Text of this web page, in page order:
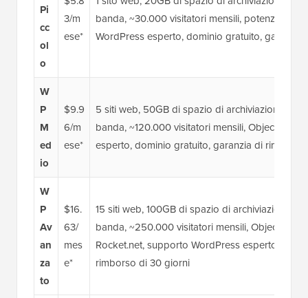
Pi
cc
ol
o
3/m
ese*
banda, ~30.000 visitatori mensili, potenziato
WordPress esperto, dominio gratuito,
W
P
M
ed
io
$9.9
6/m
ese*
5 siti web, 50GB di spazio di archiviazione
banda, ~120.000 visitatori mensili, Object
esperto, dominio gratuito, garanzia di
W
P
Av
an
za
to
$16.
63/
mes
e*
15 siti web, 100GB di spazio di archiviazione
banda, ~250.000 visitatori mensili, Object
Rocket.net, supporto WordPress esperto,
rimborso di 30 giorni